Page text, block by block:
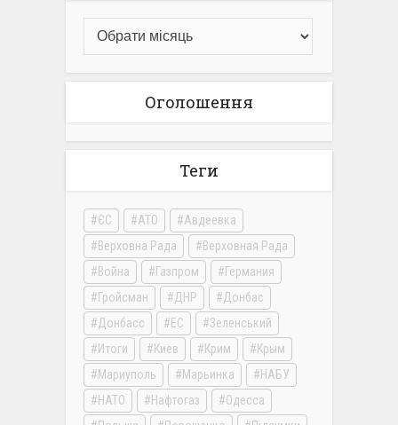
Оголошення
Теги
ЄС АТО
Авдеевка
Верховна Рада
Верховная Рада
Война
Газпром
Германия
Гройсман
ДНР
Донбас
Донбасс
ЕС
Зеленський
Итоги
Киев Крим
Крым
Мариуполь
Марьинка
НАБУ
НАТО
Нафтогаз
Одесса